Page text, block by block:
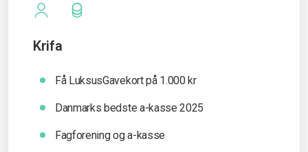
Krifa
Få LuksusGavekort på 1.000 kr
Danmarks bedste a-kasse 2025
Fagforening og a-kasse